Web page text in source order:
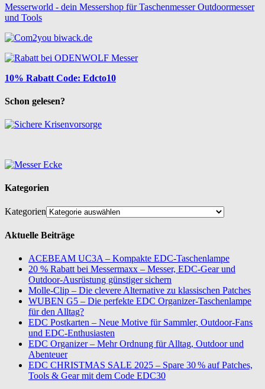
Messerworld - dein Messershop für Taschenmesser Outdoormesser
und Tools
10% Rabatt Code: Edcto10
Schon gelesen?
Kategorien
Kategorien
Aktuelle Beiträge
ACEBEAM UC3A – Kompakte EDC-Taschenlampe
20 % Rabatt bei Messermaxx – Messer, EDC-Gear und
Outdoor-Ausrüstung günstiger sichern
Molle-Clip – Die clevere Alternative zu klassischen Patches
WUBEN G5 – Die perfekte EDC Organizer-Taschenlampe
für den Alltag?
EDC Postkarten – Neue Motive für Sammler, Outdoor-Fans
und EDC-Enthusiasten
EDC Organizer – Mehr Ordnung für Alltag, Outdoor und
Abenteuer
EDC CHRISTMAS SALE 2025 – Spare 30 % auf Patches,
Tools & Gear mit dem Code EDC30